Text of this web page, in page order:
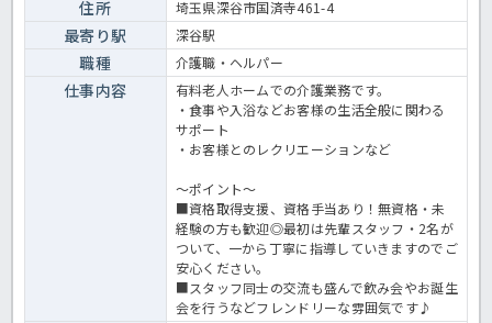
住所 埼玉県深谷市国済寺461-4
最寄り駅 深谷駅
職種 介護職・ヘルパー
仕事内容
有料老人ホームでの介護業務です。
・食事や入浴などお客様の生活全般に関わる
サポート
・お客様とのレクリエーションなど
～ポイント～
■資格取得支援、資格手当あり！無資格・未
経験の方も歓迎◎最初は先輩スタッフ・2名が
ついて、一から丁寧に指導していきますのでご
安心ください。
■スタッフ同士の交流も盛んで飲み会やお誕生
会を行うなどフレンドリーな雰囲気です♪